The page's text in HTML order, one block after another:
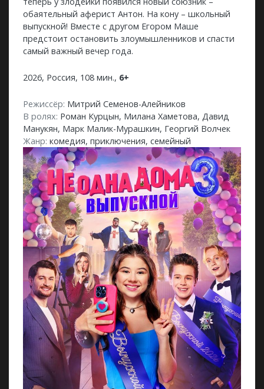
обаятельный аферист Антон. На кону – школьный
выпускной! Вместе с другом Егором Маше
предстоит остановить злоумышленников и спасти
самый важный вечер года.
2026, Россия, 108 мин., 6+
Режиссёр: Митрий Семенов-Алейников
В ролях: Роман Курцын, Милана Хаметова, Давид
Манукян, Марк Малик-Мурашкин, Георгий Волчек
Жанр: комедия, приключения, семейный